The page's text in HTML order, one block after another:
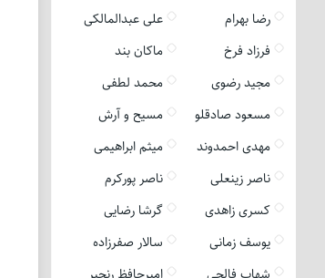
رضا بهرام
علی عبدالمالکی
فرزاد فرخ
ماکان بند
مجید رضوی
محمد لطفی
مسعود صادقلو
مسیح و آرش
مهدی احمدوند
میثم ابراهیمی
ناصر زینعلی
ناصر پورکرم
کسری زاهدی
گرشا رضایی
یوسف زمانی
سالار صفرزاده